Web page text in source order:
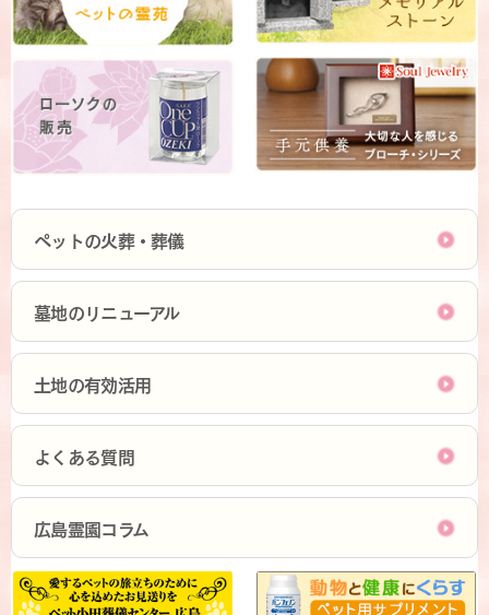
ペットの火葬・葬儀
墓地のリニューアル
土地の有効活用
よくある質問
広島霊園コラム